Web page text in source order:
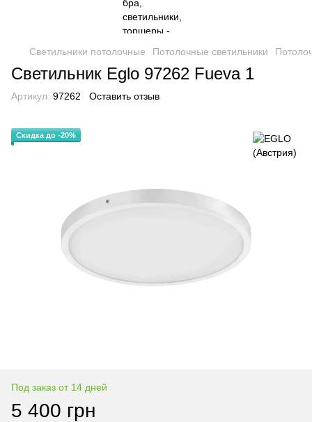
Светильники потолочные Потолочные светильники
Светильник Eglo 97262 Fueva 1
Артикул: 97262 Оставить отзыв
Скидка до -20%
Под заказ от 14 дней
5 400 грн